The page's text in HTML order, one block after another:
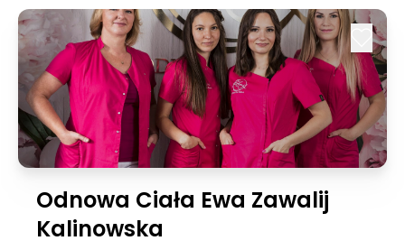
Odnowa Ciała Ewa Zawalij
Kalinowska